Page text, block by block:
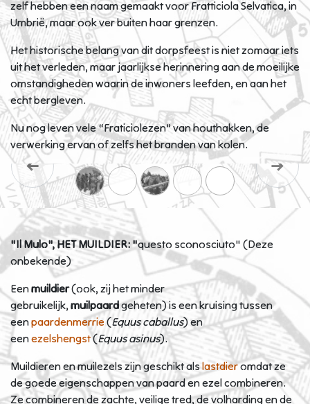
zelf hebben een naam gemaakt voor Fratticiola Selvatica, in
Umbrië, maar ook ver buiten haar grenzen.
Het historische belang van dit dorpsfeest is niet zomaar iets
uit het verleden, maar jaarlijkse herinnering aan de moeilijke
omstandigheden waarin de inwoners leefden, en aan het
echt bergleven.
Nu nog leven vele “Fraticiolezen” van houthakken, de
verwerking ervan of zelfs het branden van kolen.
Previous
Next
"Il Mulo", HET MUILDIER: "questo sconosciuto" (Deze
onbekende)
Eenmuildier(ook, zij het minder
gebruikelijk, muilpaardgeheten) is een kruising tussen
eenpaardenmerrie (Equus caballus) en
eenezelshengst(Equus asinus).
Muildieren en muilezels zijn geschikt alslastdieromdat ze
de goede eigenschappen van paard en ezel combineren.
Ze combineren de zachte, veilige tred, de volharding en de